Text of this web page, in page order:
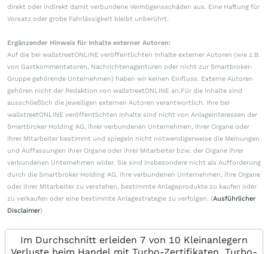
direkt oder indirekt damit verbundene Vermögensschäden aus. Eine Haftung für
Vorsatz oder grobe Fahrlässigkeit bleibt unberührt.
Ergänzender Hinweis für Inhalte externer Autoren:
Auf die bei wallstreetONLINE veröffentlichten Inhalte externer Autoren (wie z.B.
von Gastkommentatoren, Nachrichtenagenturen oder nicht zur Smartbroker-
Gruppe gehörende Unternehmen) haben wir keinen Einfluss. Externe Autoren
gehören nicht der Redaktion von wallstreetONLINE an.Für die Inhalte sind
ausschließlich die jeweiligen externen Autoren verantwortlich. Ihre bei
wallstreetONLINE veröffentlichten Inhalte sind nicht von Anlageinteressen der
Smartbroker Holding AG, ihrer verbundenen Unternehmen, ihrer Organe oder
ihrer Mitarbeiter bestimmt und spiegeln nicht notwendigerweise die Meinungen
und Auffassungen ihrer Organe oder ihrer Mitarbeiter bzw. der Organe ihrer
verbundenen Unternehmen wider. Sie sind insbesondere nicht als Aufforderung
durch die Smartbroker Holding AG, ihre verbundenen Unternehmen, ihre Organe
oder ihrer Mitarbeiter zu verstehen, bestimmte Anlageprodukte zu kaufen oder
zu verkaufen oder eine bestimmte Anlagestrategie zu verfolgen. (Ausführlicher
Disclaimer)
Im Durchschnitt erleiden 7 von 10 Kleinanlegern